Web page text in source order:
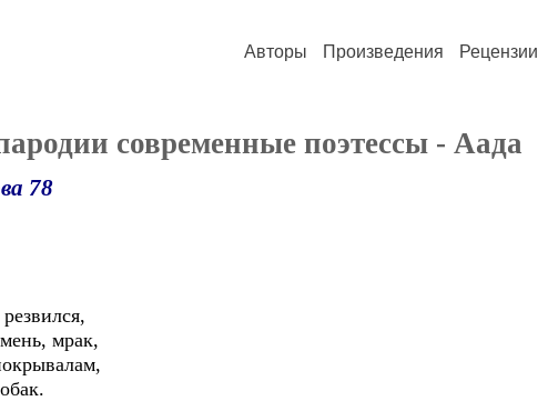
Авторы Произведения Рецензии
современные поэтессы - Аада
78
мрак,